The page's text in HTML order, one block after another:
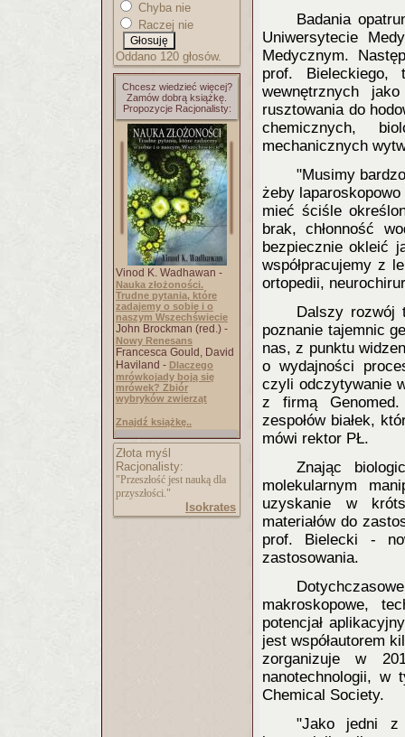
Chyba nie
Raczej nie
Oddano 120 głosów.
Chcesz wiedzieć więcej?
Zamów dobrą książkę.
Propozycje Racjonalisty:
Vinod K. Wadhawan -
Nauka złożoności.
Trudne pytania, które
zadajemy o sobie i o
naszym Wszechświecie
John Brockman (red.) -
Nowy Renesans
Francesca Gould, David
Haviland - Dlaczego
mrówkojady boją się
mrówek? Zbiór
wybryków zwierząt
Znajdź książkę..
Złota myśl
Racjonalisty:
"Przeszłość jest nauką dla
przyszłości."
Isokrates
Badania
Uniwersytecie
Medycznym.
prof. Bieleckiego,
wewnętrznych
rusztowania do
chemicznych,
mechanicznych
"Musimy
żeby
mieć ściśle
brak, chłonność
bezpiecznie okleić
współpracujemy z
ortopedii,
Dalszy rozwój
poznanie tajemnic
nas, z punktu
o wydajności
czyli odczytywanie
z firmą
zespołów białek,
mówi rektor PŁ.
Znając
molekularnym
uzyskanie w
materiałów do
prof. Bielecki -
zastosowania.
makroskopowe,
potencjał
jest współautorem
zorganizuje w
nanotechnologii, w
Chemical Society.
"Jako jedni z